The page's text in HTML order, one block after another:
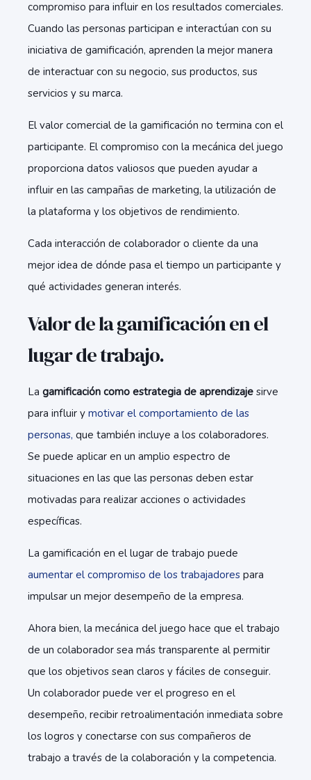
compromiso para influir en los resultados comerciales.
Cuando las personas participan e interactúan con su
iniciativa de gamificación, aprenden la mejor manera
de interactuar con su negocio, sus productos, sus
servicios y su marca.
El valor comercial de la gamificación no termina con el
participante. El compromiso con la mecánica del juego
proporciona datos valiosos que pueden ayudar a
influir en las campañas de marketing, la utilización de
la plataforma y los objetivos de rendimiento.
Cada interacción de colaborador o cliente da una
mejor idea de dónde pasa el tiempo un participante y
qué actividades generan interés.
Valor de la gamificación en el
lugar de trabajo.
La gamificación como estrategia de aprendizaje sirve
para influir y motivar el comportamiento de las
personas, que también incluye a los colaboradores.
Se puede aplicar en un amplio espectro de
situaciones en las que las personas deben estar
motivadas para realizar acciones o actividades
específicas.
La gamificación en el lugar de trabajo puede
aumentar el compromiso de los trabajadores para
impulsar un mejor desempeño de la empresa.
Ahora bien, la mecánica del juego hace que el trabajo
de un colaborador sea más transparente al permitir
que los objetivos sean claros y fáciles de conseguir.
Un colaborador puede ver el progreso en el
desempeño, recibir retroalimentación inmediata sobre
los logros y conectarse con sus compañeros de
trabajo a través de la colaboración y la competencia.